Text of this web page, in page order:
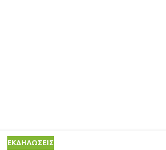
ΕΚΔΗΛΏΣΕΙΣ